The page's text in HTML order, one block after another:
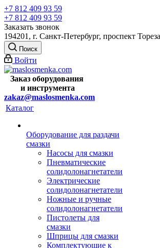
+7 812 409 93 59
+7 812 409 93 59
Заказать звонок
194201, г. Санкт-Петербург, проспект
Поиск
Войти
Заказ оборудования
и инструмента
zakaz@maslosmenka.com
Каталог
Оборудование для раздачи
смазки
Насосы для смазки
Пневматические
солидолонагнетатели
Электрические
солидолонагнетатели
Ножные и ручные
солидолонагнетатели
Пистолеты для
смазки
Шприцы для смазки
Комплектующие к